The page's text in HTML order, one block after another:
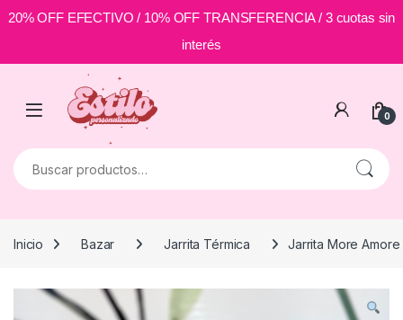
20% OFF EFECTIVO / 10% OFF TRANSFERENCIA / 3 cuotas sin
interés
Skip to navigation
0
Buscar por:
Inicio Bazar Jarrita Térmica Jarrita More Amore